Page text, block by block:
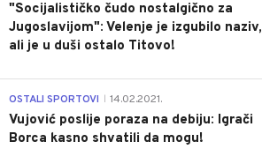
"Socijalističko čudo nostalgično za
Jugoslavijom": Velenje je izgubilo naziv,
ali je u duši ostalo Titovo!
OSTALI SPORTOVI 14.02.2021.
Vujović poslije poraza na debiju: Igrači
Borca kasno shvatili da mogu!